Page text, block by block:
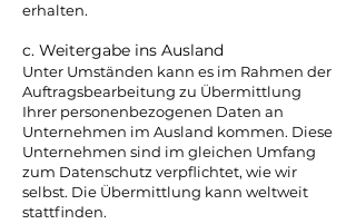
erhalten.
c. Weitergabe ins Ausland
Unter Umständen kann es im Rahmen der
Auftragsbearbeitung zu Übermittlung
Ihrer personenbezogenen Daten an
Unternehmen im Ausland kommen. Diese
Unternehmen sind im gleichen Umfang
zum Datenschutz verpflichtet, wie wir
selbst. Die Übermittlung kann weltweit
stattfinden.